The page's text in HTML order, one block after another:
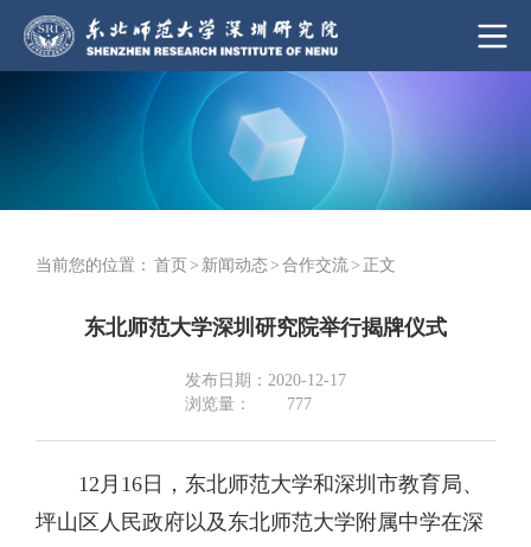
当前您的位置： 首页> 新闻动态> 合作交流> 正文
东北师范大学深圳研究院举行揭牌仪式
发布日期：2020-12-17
浏览量：
777
12月16日，东北师范大学和深圳市教育局、
坪山区人民政府以及东北师范大学附属中学在深